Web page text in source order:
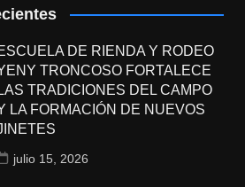
DE RIENDA Y RODEO
TRONCOSO FORTALECE
LAS TRADICIONES DEL CAMPO
LA FORMACIÓN DE NUEVOS
julio 15, 2026